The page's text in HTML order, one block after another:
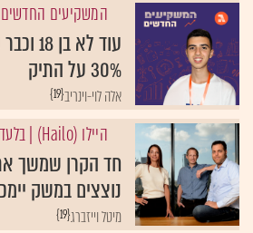
המשקיעים החדשים
עוד
30% על התיק
{19}אלה לוי-וינריב
היילו (Hailo) |
חד הקרן שמשך
נוצצים במשק
{19}מיטל וייזברג